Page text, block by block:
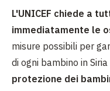
L'UNICEF chiede a
immediatamente le
misure possibili per
di ogni bambino in
protezione dei